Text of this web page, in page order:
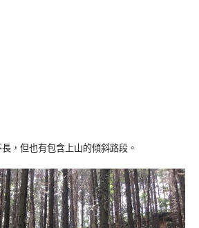
，但也有包含上山的傾斜路段。